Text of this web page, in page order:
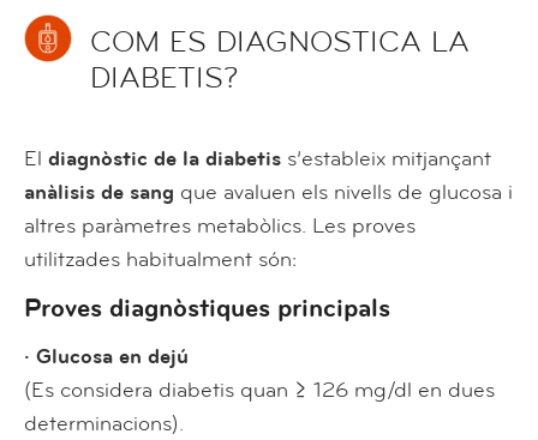
COM ES DIAGNOSTICA LA
DIABETIS?
El diagnòstic de la diabetis s’estableix mitjançant
anàlisis de sang que avaluen els nivells de glucosa i
altres paràmetres metabòlics. Les proves
utilitzades habitualment són:
Proves diagnòstiques principals
· Glucosa en dejú
(Es considera diabetis quan ≥ 126 mg/dl en dues
determinacions).